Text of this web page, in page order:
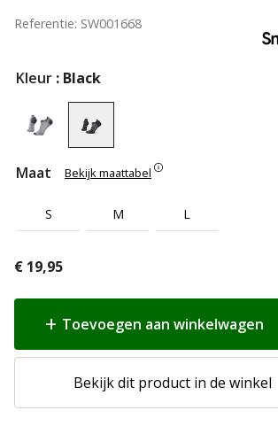
Referentie: SW001668
Kleur : Black
Maat Bekijk maattabel
S M L
€ 19,95
Toevoegen aan winkelwagen
Bekijk dit product in de winkel